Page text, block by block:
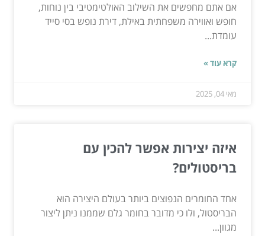
אם אתם מחפשים את השילוב האולטימטיבי בין נוחות,
חופש ואווירה משפחתית באילת, דירת נופש בסי סייד
עומדת...
קרא עוד »
מאי 04, 2025
איזה יצירות אפשר להכין עם
בריסטולים?
אחד החומרים הנפוצים ביותר בעולם היצירה הוא
הבריסטול, ולו כי מדובר בחומר גלם שממנו ניתן ליצור
מגוון...